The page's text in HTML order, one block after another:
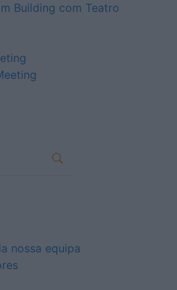
Building com Teatro
nossa equipa